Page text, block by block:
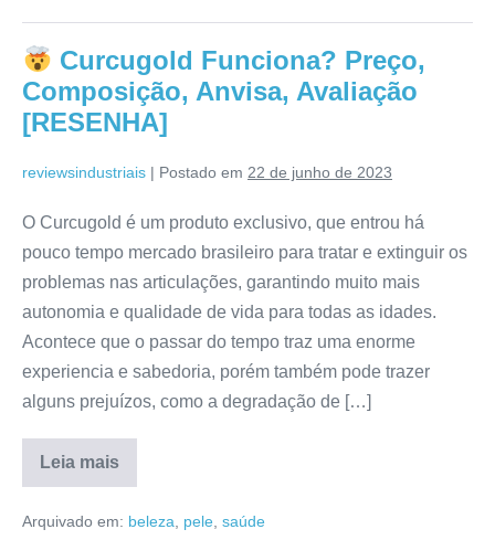
Mercado
Reclame
Avaliação,
Modo
de
[RESENHA]
Curcugold Funciona? Preço,
Composição, Anvisa, Avaliação
[RESENHA]
reviewsindustriais | Postado em 22 de junho de 2023
O Curcugold é um produto exclusivo, que entrou há
pouco tempo mercado brasileiro para tratar e extinguir os
problemas nas articulações, garantindo muito mais
autonomia e qualidade de vida para todas as idades.
Acontece que o passar do tempo traz uma enorme
experiencia e sabedoria, porém também pode trazer
alguns prejuízos, como a degradação de […]
Leia mais
Curcugold
Preço,
Arquivado em: beleza pele saúde